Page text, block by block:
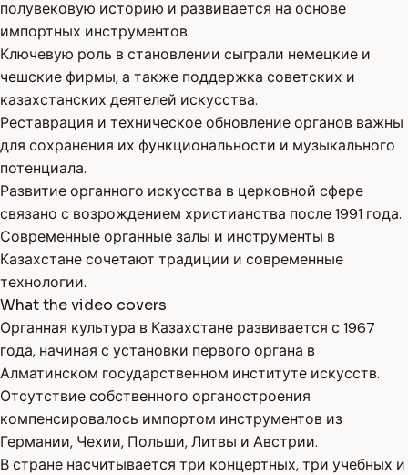
полувековую историю и развивается на основе
импортных инструментов.
Ключевую роль в становлении сыграли немецкие и
чешские фирмы, а также поддержка советских и
казахстанских деятелей искусства.
Реставрация и техническое обновление органов важны
для сохранения их функциональности и музыкального
потенциала.
Развитие органного искусства в церковной сфере
связано с возрождением христианства после 1991 года.
Современные органные залы и инструменты в
Казахстане сочетают традиции и современные
технологии.
What the video covers
Органная культура в Казахстане развивается с 1967
года, начиная с установки первого органа в
Алматинском государственном институте искусств.
Отсутствие собственного органостроения
компенсировалось импортом инструментов из
Германии, Чехии, Польши, Литвы и Австрии.
В стране насчитывается три концертных, три учебных и